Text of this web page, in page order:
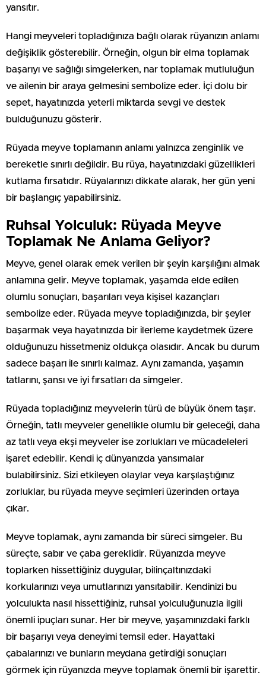
yansıtır.
Hangi meyveleri topladığınıza bağlı olarak rüyanızın anlamı
değişiklik gösterebilir. Örneğin, olgun bir elma toplamak
başarıyı ve sağlığı simgelerken, nar toplamak mutluluğun
ve ailenin bir araya gelmesini sembolize eder. İçi dolu bir
sepet, hayatınızda yeterli miktarda sevgi ve destek
bulduğunuzu gösterir.
Rüyada meyve toplamanın anlamı yalnızca zenginlik ve
bereketle sınırlı değildir. Bu rüya, hayatınızdaki güzellikleri
kutlama fırsatıdır. Rüyalarınızı dikkate alarak, her gün yeni
bir başlangıç yapabilirsiniz.
Ruhsal Yolculuk: Rüyada Meyve
Toplamak Ne Anlama Geliyor?
Meyve, genel olarak emek verilen bir şeyin karşılığını almak
anlamına gelir. Meyve toplamak, yaşamda elde edilen
olumlu sonuçları, başarıları veya kişisel kazançları
sembolize eder. Rüyada meyve topladığınızda, bir şeyler
başarmak veya hayatınızda bir ilerleme kaydetmek üzere
olduğunuzu hissetmeniz oldukça olasıdır. Ancak bu durum
sadece başarı ile sınırlı kalmaz. Aynı zamanda, yaşamın
tatlarını, şansı ve iyi fırsatları da simgeler.
Rüyada topladığınız meyvelerin türü de büyük önem taşır.
Örneğin, tatlı meyveler genellikle olumlu bir geleceği, daha
az tatlı veya ekşi meyveler ise zorlukları ve mücadeleleri
işaret edebilir. Kendi iç dünyanızda yansımalar
bulabilirsiniz. Sizi etkileyen olaylar veya karşılaştığınız
zorluklar, bu rüyada meyve seçimleri üzerinden ortaya
çıkar.
Meyve toplamak, aynı zamanda bir süreci simgeler. Bu
süreçte, sabır ve çaba gereklidir. Rüyanızda meyve
toplarken hissettiğiniz duygular, bilinçaltınızdaki
korkularınızı veya umutlarınızı yansıtabilir. Kendinizi bu
yolculukta nasıl hissettiğiniz, ruhsal yolculuğunuzla ilgili
önemli ipuçları sunar. Her bir meyve, yaşamınızdaki farklı
bir başarıyı veya deneyimi temsil eder. Hayattaki
çabalarınızı ve bunların meydana getirdiği sonuçları
görmek için rüyanızda meyve toplamak önemli bir işarettir.